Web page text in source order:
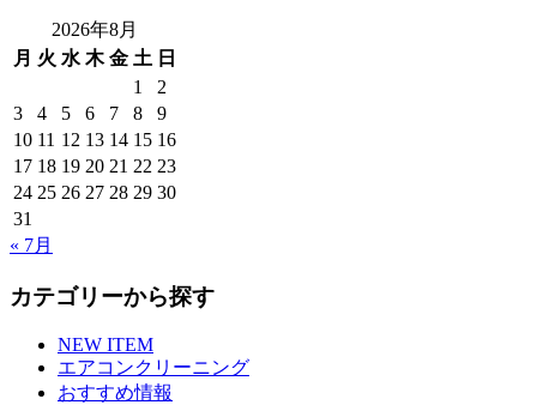
2026年8月
月 火 水 木 金 土 日
1
2
3
4 5 6 7 8
9
10 11 12 13 14 15 16
17 18 19 20 21 22 23
24 25 26 27 28 29 30
31
« 7月
カテゴリーから探す
NEW ITEM
エアコンクリーニング
おすすめ情報